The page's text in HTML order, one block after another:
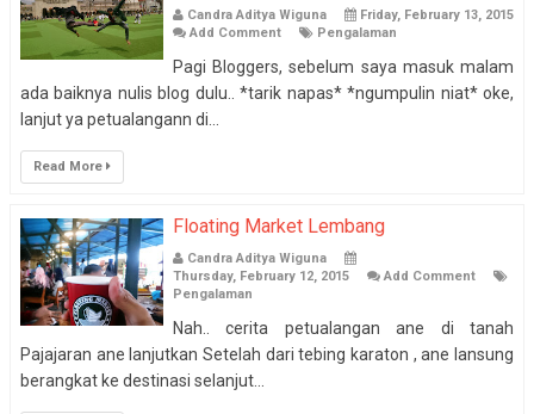
Candra Aditya Wiguna
Friday, February 13, 2015
Add Comment
Pengalaman
Pagi Bloggers, sebelum saya masuk malam
ada baiknya nulis blog dulu.. *tarik napas* *ngumpulin niat* oke,
lanjut ya petualangann di...
Read More
Floating Market Lembang
Candra Aditya Wiguna
Thursday, February 12, 2015
Add Comment
Pengalaman
Nah.. cerita petualangan ane di tanah
Pajajaran ane lanjutkan Setelah dari tebing karaton , ane lansung
berangkat ke destinasi selanjut...